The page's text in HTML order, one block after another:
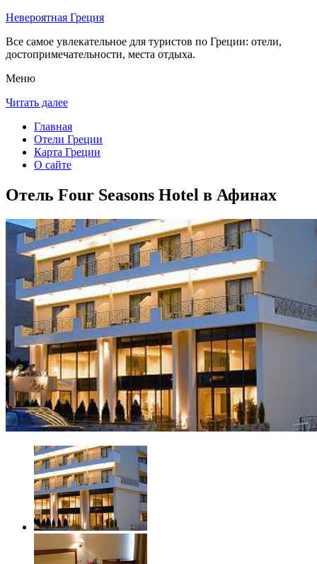
Невероятная Греция
Все самое увлекательное для туристов по Греции: отели,
достопримечательности, места отдыха.
Меню
Читать далее
Главная
Отели Греции
Карта Греции
О сайте
Отель Four Seasons Hotel в Афинах